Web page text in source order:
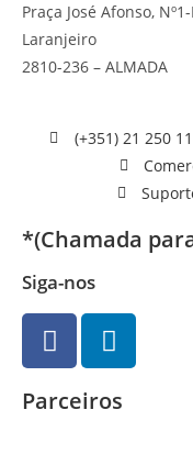
Praça José Afonso,
Laranjeiro
2810-236 – ALMADA
(+351) 21 250
*(Chamada
Siga-nos
Parceiros